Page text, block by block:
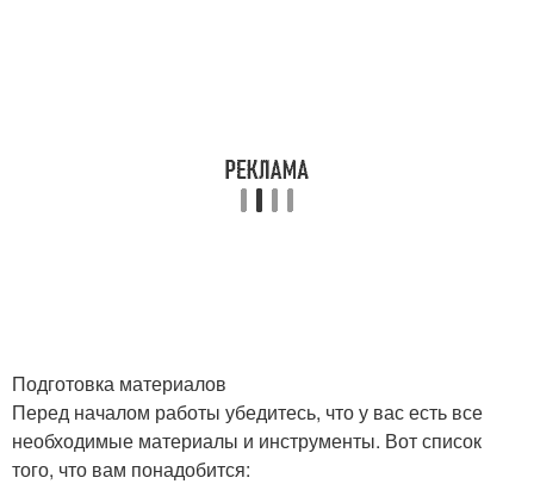
Подготовка материалов
Перед началом работы убедитесь, что у вас есть все
необходимые материалы и инструменты. Вот список
того, что вам понадобится: